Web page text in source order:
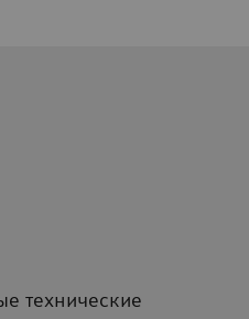
технические